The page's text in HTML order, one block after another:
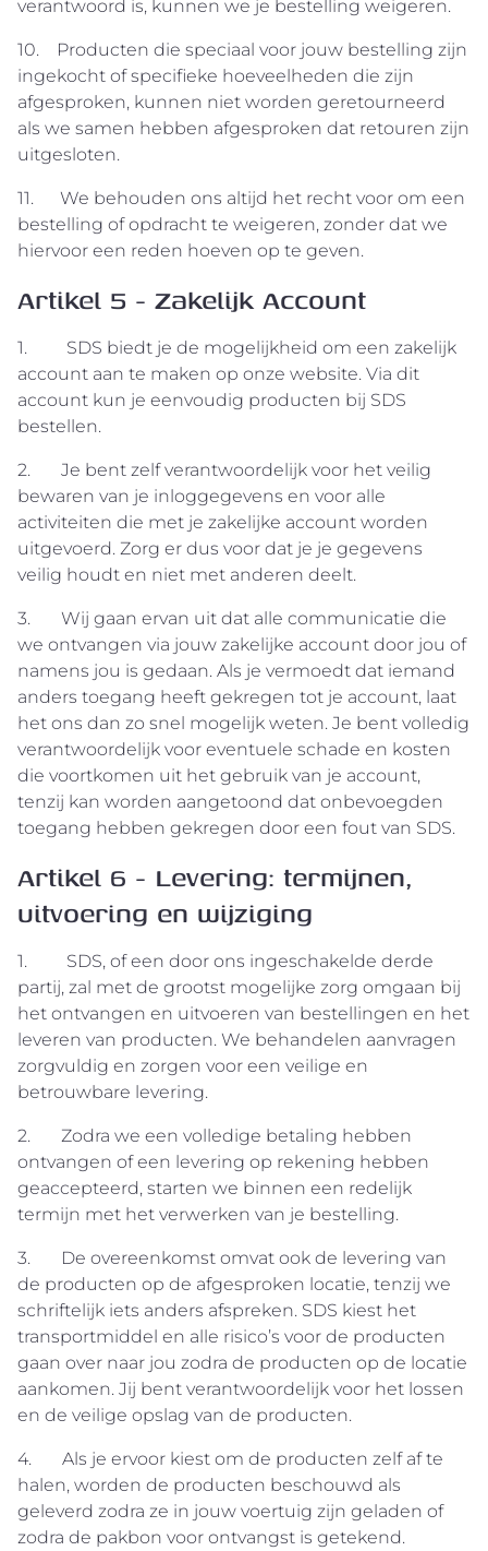
verantwoord is, kunnen we je bestelling weigeren.
10. Producten die speciaal voor jouw bestelling zijn
ingekocht of specifieke hoeveelheden die zijn
afgesproken, kunnen niet worden geretourneerd
als we samen hebben afgesproken dat retouren zijn
uitgesloten.
11. We behouden ons altijd het recht voor om een
bestelling of opdracht te weigeren, zonder dat we
hiervoor een reden hoeven op te geven.
Artikel 5 - Zakelijk Account
1. SDS biedt je de mogelijkheid om een zakelijk
account aan te maken op onze website. Via dit
account kun je eenvoudig producten bij SDS
bestellen.
2. Je bent zelf verantwoordelijk voor het veilig
bewaren van je inloggegevens en voor alle
activiteiten die met je zakelijke account worden
uitgevoerd. Zorg er dus voor dat je je gegevens
veilig houdt en niet met anderen deelt.
3. Wij gaan ervan uit dat alle communicatie die
we ontvangen via jouw zakelijke account door jou of
namens jou is gedaan. Als je vermoedt dat iemand
anders toegang heeft gekregen tot je account, laat
het ons dan zo snel mogelijk weten. Je bent volledig
verantwoordelijk voor eventuele schade en kosten
die voortkomen uit het gebruik van je account,
tenzij kan worden aangetoond dat onbevoegden
toegang hebben gekregen door een fout van SDS.
Artikel 6 - Levering: termijnen,
uitvoering en wijziging
1. SDS, of een door ons ingeschakelde derde
partij, zal met de grootst mogelijke zorg omgaan bij
het ontvangen en uitvoeren van bestellingen en het
leveren van producten. We behandelen aanvragen
zorgvuldig en zorgen voor een veilige en
betrouwbare levering.
2. Zodra we een volledige betaling hebben
ontvangen of een levering op rekening hebben
geaccepteerd, starten we binnen een redelijk
termijn met het verwerken van je bestelling.
3. De overeenkomst omvat ook de levering van
de producten op de afgesproken locatie, tenzij we
schriftelijk iets anders afspreken. SDS kiest het
transportmiddel en alle risico’s voor de producten
gaan over naar jou zodra de producten op de locatie
aankomen. Jij bent verantwoordelijk voor het lossen
en de veilige opslag van de producten.
4. Als je ervoor kiest om de producten zelf af te
halen, worden de producten beschouwd als
geleverd zodra ze in jouw voertuig zijn geladen of
zodra de pakbon voor ontvangst is getekend.